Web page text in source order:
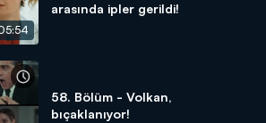
arasında ipler gerildi!
58. Bölüm - Volkan,
bıçaklanıyor!